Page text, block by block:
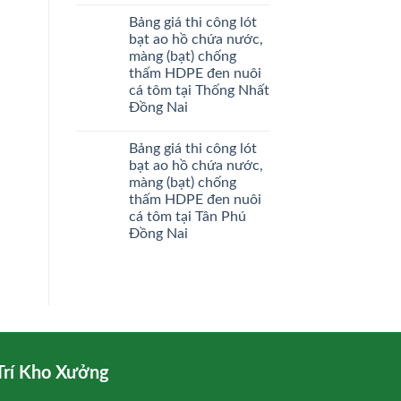
Bảng giá thi công lót
bạt ao hồ chứa nước,
màng (bạt) chống
thấm HDPE đen nuôi
cá tôm tại Thống Nhất
Đồng Nai
Bảng giá thi công lót
bạt ao hồ chứa nước,
màng (bạt) chống
thấm HDPE đen nuôi
cá tôm tại Tân Phú
Đồng Nai
Kho Xưởng